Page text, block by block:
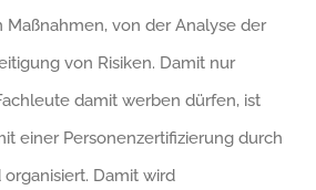
von der Analyse der
von Risiken. Damit nur
damit werben dürfen, ist
einer Personenzertifizierung durch
Damit wird